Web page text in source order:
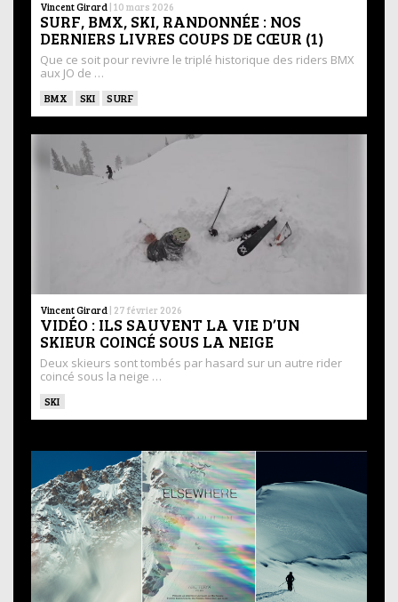
Vincent Girard | 10 mars 2026
SURF, BMX, SKI, RANDONNÉE : NOS
DERNIERS LIVRES COUPS DE CŒUR (1)
Que ce soit pour revivre le triplé historique des riders BMX
aux JO de …
BMX SKI SURF
Vincent Girard | 27 février 2026
VIDÉO : ILS SAUVENT LA VIE D’UN
SKIEUR COINCÉ SOUS LA NEIGE
Deux skieurs sont tombés par hasard sur un autre rider
coincé sous la neige …
SKI